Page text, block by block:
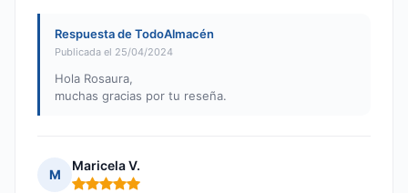
Respuesta de TodoAlmacén
Publicada el 25/04/2024
Hola Rosaura,
muchas gracias por tu reseña.
M
Maricela V.